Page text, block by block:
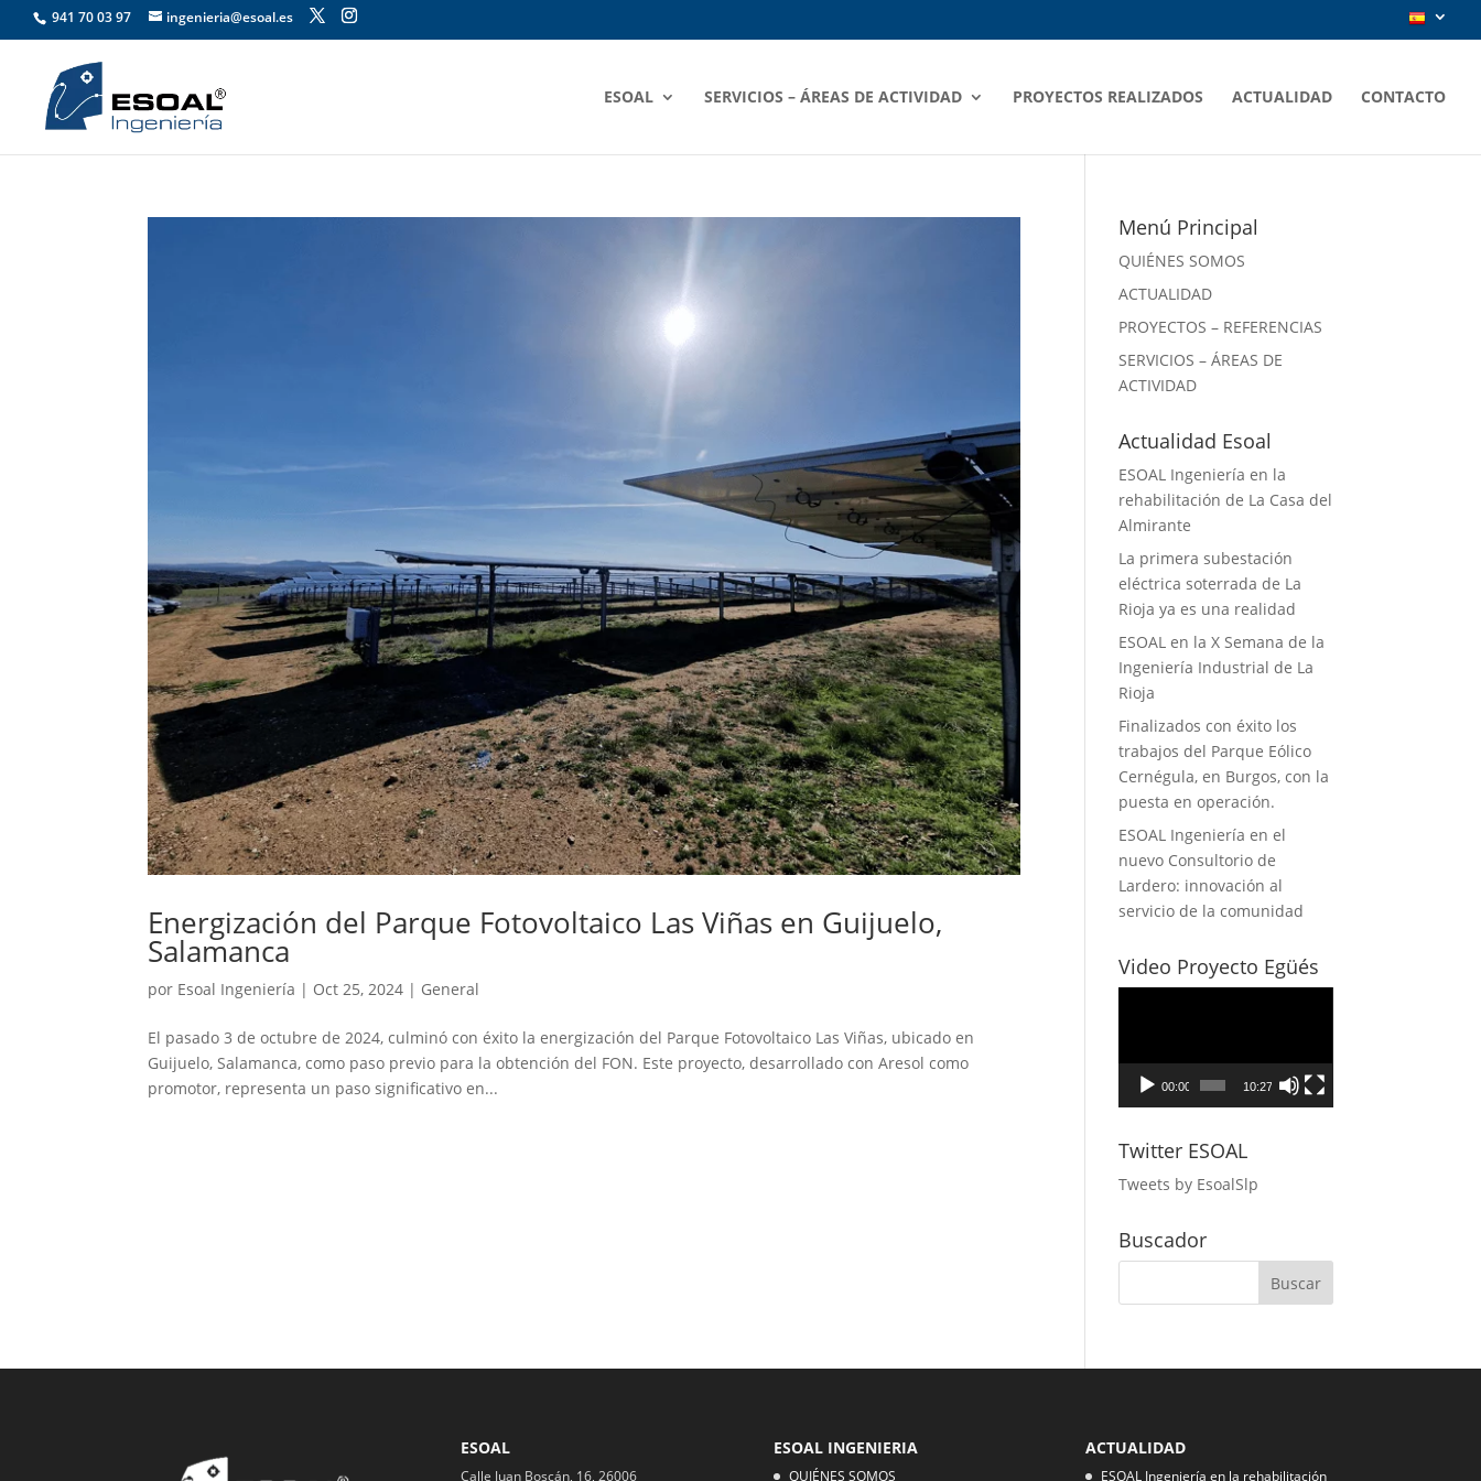
941 70 03 97 ingenieria@esoal.es
ESOAL SERVICIOS – ÁREAS DE ACTIVIDAD PROYECTOS REALIZADOS ACTUALIDAD CONTACTO
Energización del Parque Fotovoltaico Las Viñas en Guijuelo,
Salamanca
por Esoal Ingeniería | Oct 25, 2024 | General
El pasado 3 de octubre de 2024, culminó con éxito la energización del Parque Fotovoltaico Las Viñas, ubicado en
Guijuelo, Salamanca, como paso previo para la obtención del FON. Este proyecto, desarrollado con Aresol como
promotor, representa un paso significativo en...
Menú Principal
QUIÉNES SOMOS
ACTUALIDAD
PROYECTOS – REFERENCIAS
SERVICIOS – ÁREAS DE
ACTIVIDAD
Actualidad Esoal
ESOAL Ingeniería en la
rehabilitación de La Casa del
Almirante
La primera subestación
eléctrica soterrada de La
Rioja ya es una realidad
ESOAL en la X Semana de la
Ingeniería Industrial de La
Rioja
Finalizados con éxito los
trabajos del Parque Eólico
Cernégula, en Burgos, con la
puesta en operación.
ESOAL Ingeniería en el
nuevo Consultorio de
Lardero: innovación al
servicio de la comunidad
Video Proyecto Egüés
00:00 10:27
Twitter ESOAL
Tweets by EsoalSlp
Buscador
ESOAL
Calle Juan Boscán, 16, 26006
ESOAL INGENIERIA
QUIÉNES SOMOS
ACTUALIDAD
ESOAL Ingeniería en la rehabilitación